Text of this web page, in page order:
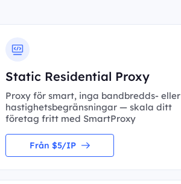
Static Residential Proxy
Proxy för smart, inga bandbredds- eller
hastighetsbegränsningar — skala ditt
företag fritt med SmartProxy
Från $5/IP